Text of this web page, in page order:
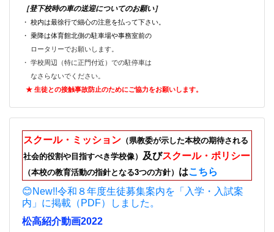
［登下校時の車の送迎についてのお願い］
・ 校内は最徐行で細心の注意を払って下さい。
・ 乗降は体育館北側の駐車場や事務室前の
ロータリーでお願いします。
・ 学校周辺（特に正門付近）での駐停車は
なさらないでください。
★ 生徒との接触事故防止のためにご協力をお願いします。
スクール・ミッション （県教委が示した本校の期待される
社会的役割や目指すべき学校像） 及びスクール・ポリシー
（本校の教育活動の指針となる3つの方針） はこちら
😊New!!令和８年度生徒募集案内を「入学・入試案
内」に掲載（PDF）しました。
松高紹介動画2022